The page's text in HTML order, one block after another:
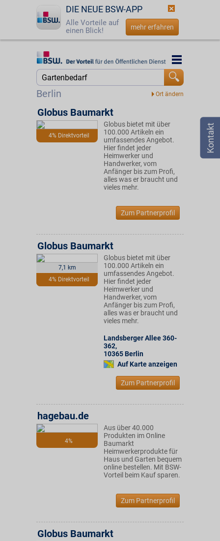
DIE NEUE BSW-APP
Alle Vorteile auf
einen Blick!
mehr erfahren
Startseite
Login
☎ 0800 - 279 25 82
Berlin
Startseite
4% Direktvorteil
Globus Baumarkt
Globus bietet mit über
100.000 Artikeln ein
umfassendes Angebot.
Hier findet jeder
Heimwerker und
Handwerker, vom
Anfänger bis zum Profi,
alles was er braucht und
vieles mehr.
Zum Partnerprofil
7,1 km
4% Direktvorteil
Globus Baumarkt
Globus bietet mit über
100.000 Artikeln ein
umfassendes Angebot.
Hier findet jeder
Heimwerker und
Handwerker, vom
Anfänger bis zum Profi,
alles was er braucht und
vieles mehr.
Landsberger Allee 360-
362,
10365 Berlin
Auf Karte anzeigen
Zum Partnerprofil
4%
hagebau.de
Aus über 40.000
Produkten im Online
Baumarkt
Heimwerkerprodukte für
Haus und Garten bequem
online bestellen. Mit BSW-
Vorteil beim Kauf sparen.
Zum Partnerprofil
Globus Baumarkt